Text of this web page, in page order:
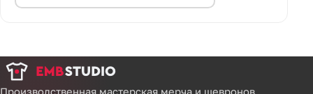
Производственная мастерская мерча и шевронов